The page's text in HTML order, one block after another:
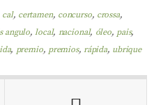
cal, certamen, concurso, crossa,
angulo,local, nacional, óleo, pais,
, premio, premios, rápida, ubrique